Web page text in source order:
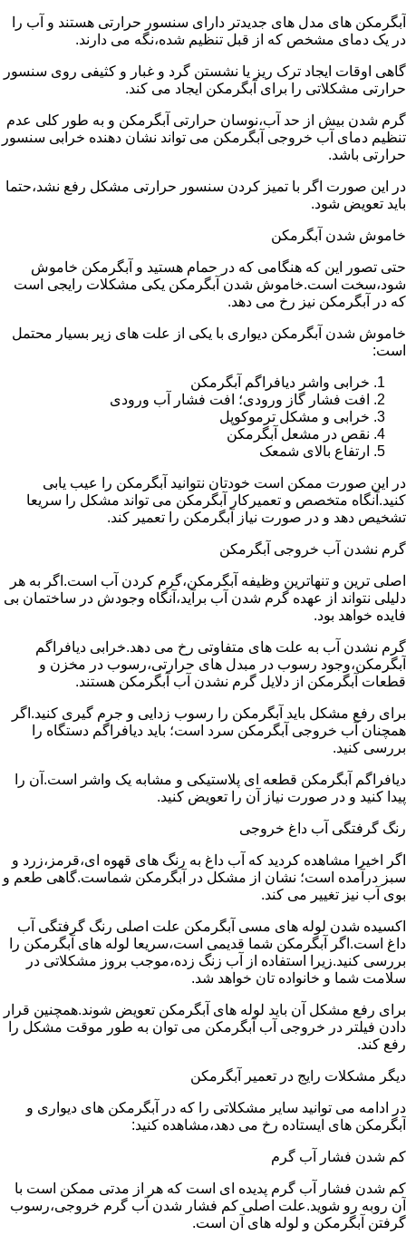
آبگرمکن های مدل های جدیدتر دارای سنسور حرارتی هستند و آب را
در یک دمای مشخص که از قبل تنظیم شده،نگه می دارند.
گاهی اوقات ایجاد ترک ریز یا نشستن گرد و غبار و کثیفی روی سنسور
حرارتی مشکلاتی را برای آبگرمکن ایجاد می کند.
گرم شدن بیش از حد آب،نوسان حرارتی آبگرمکن و به طور کلی عدم
تنظیم دمای آب خروجی آبگرمکن می تواند نشان دهنده خرابی سنسور
حرارتی باشد.
در این صورت اگر با تمیز کردن سنسور حرارتی مشکل رفع نشد،حتما
باید تعویض شود.
خاموش شدن آبگرمکن
حتی تصور این که هنگامی که در حمام هستید و آبگرمکن خاموش
شود،سخت است.خاموش شدن آبگرمکن یکی مشکلات رایجی است
که در آبگرمکن نیز رخ می دهد.
خاموش شدن آبگرمکن دیواری با یکی از علت های زیر بسیار محتمل
است:
خرابی واشر دیافراگم آبگرمکن
افت فشار گاز ورودی؛ افت فشار آب ورودی
خرابی و مشکل ترموکوپل
نقص در مشعل آبگرمکن
ارتفاع بالای شمعک
در این صورت ممکن است خودتان نتوانید آبگرمکن را عیب یابی
کنید.آنگاه متخصص و تعمیرکار آبگرمکن می تواند مشکل را سریعا
تشخیص دهد و در صورت نیاز آبگرمکن را تعمیر کند.
گرم نشدن آب خروجی آبگرمکن
اصلی ترین و تنهاترین وظیفه آبگرمکن،گرم کردن آب است.اگر به هر
دلیلی نتواند از عهده گرم شدن آب برآید،آنگاه وجودش در ساختمان بی
فایده خواهد بود.
گرم نشدن آب به علت های متفاوتی رخ می دهد.خرابی دیافراگم
آبگرمکن،وجود رسوب در مبدل های حرارتی،رسوب در مخزن و
قطعات آبگرمکن از دلایل گرم نشدن آب آبگرمکن هستند.
برای رفع مشکل باید آبگرمکن را رسوب زدایی و جرم گیری کنید.اگر
همچنان آب خروجی آبگرمکن سرد است؛ باید دیافراگم دستگاه را
بررسی کنید.
دیافراگم آبگرمکن قطعه ای پلاستیکی و مشابه یک واشر است.آن را
پیدا کنید و در صورت نیاز آن را تعویض کنید.
رنگ گرفتگی آب داغ خروجی
اگر اخیرا مشاهده کردید که آب داغ به رنگ های قهوه ای،قرمز،زرد و
سبز درآمده است؛ نشان از مشکل در آبگرمکن شماست.گاهی طعم و
بوی آب نیز تغییر می کند.
اکسیده شدن لوله های مسی آبگرمکن علت اصلی رنگ گرفتگی آب
داغ است.اگر آبگرمکن شما قدیمی است،سریعا لوله های آبگرمکن را
بررسی کنید.زیرا استفاده از آب زنگ زده،موجب بروز مشکلاتی در
سلامت شما و خانواده تان خواهد شد.
برای رفع مشکل آن باید لوله های آبگرمکن تعویض شوند.همچنین قرار
دادن فیلتر در خروجی آب آبگرمکن می توان به طور موقت مشکل را
رفع کند.
دیگر مشکلات رایج در تعمیر آبگرمکن
در ادامه می توانید سایر مشکلاتی را که در آبگرمکن های دیواری و
آبگرمکن های ایستاده رخ می دهد،مشاهده کنید:
کم شدن فشار آب گرم
کم شدن فشار آب گرم پدیده ای است که هر از مدتی ممکن است با
آن روبه رو شوید.علت اصلی کم فشار شدن آب گرم خروجی،رسوب
گرفتن آبگرمکن و لوله های آن است.